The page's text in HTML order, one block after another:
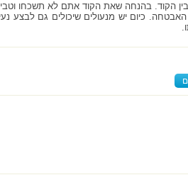
הקוד. בהנחה שאת הקוד אתם לא תשכחו
כיום יש מנעולים שיכולים גם לבצע